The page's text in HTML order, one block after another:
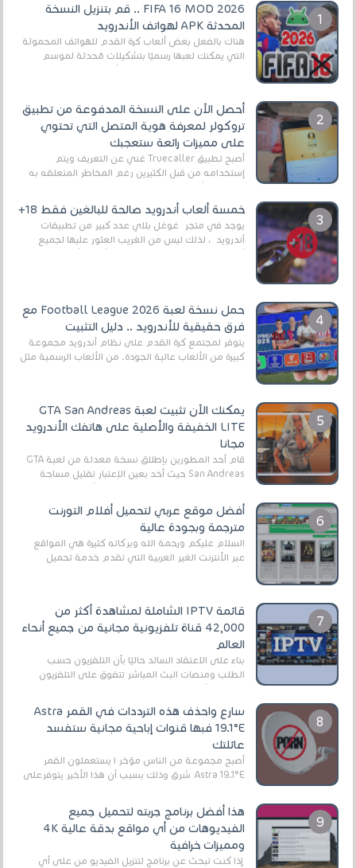
FIFA 16 MOD 2026 .. قم بتنزيل النسخة
المحدثة APK لهواتف الأندرويد
هناك بالفعل بعض ألعاب كرة القدم للهواتف المحمولة
التي يمكنك لعبها رسميًا بتشكيلات مُحدثة لموسم
أحصل الآن على النسخة المدفوعة من تطبيق
تروكولر لمعرفة هوية المتصل التي تحتوي
على مميزات رائعة ستعجبك
أصبح تطبيق Truecaller غني عن التعريف ويتم
إستخدامه من قبل الكثيرين رغم المخاطر المتعلقه به
خمسة ألعاب أندرويد صالحة للبالغين فقط 18+
يوجد في متجر غوغل بلاي عدد كبير من تطبيقات
أندرويد ، لذلك ليس من الغريب العثور عليها لجميع
حمل نسخة لعبة Football League 2026 مع
فرق حقيقية للأندرويد .. دليل التثبيت
يتوفر لمجتمع كرة القدم على نظام أندرويد مجموعة
كبيرة من الألعاب عالية الجودة. من الألعاب الرسمية مثل
يمكنك الآن تثبيت لعبة GTA San Andreas
LITE الخفيفة والأصلية على هاتفك الأندرويد
مجانا
قام أحد المطورين بإطلاق نسخة معدلة من لعبة GTA
San Andreas حيث أخد بعين الإعتبار تقليل مساحة
أفضل موقع عربي لتحميل أفلام التورنت
مترجمة وبجودة عالية
السلام عليكم ورحمة الله وبركاته كثيرة هي المواقع
عبر الأنترنت الغير العربية التي تقدم خدمة تحميل
قائمة IPTV الشاملة لمشاهدة أكثر من
42,000 قناة تلفزيونية مجانية من جميع أنحاء
العالم
بناءً على الاعتقاد السائد حاليًا بأن التلفزيون حسب
الطلب ومنصات البث المباشر تتفوق على التلفزيون
سارع واحذف هذه الترددات في القمر Astra
19.1°E فبها قنوات إباحية مجانية ستفسد
عائلتك
أصبح مجموعة من الناس مؤخر ا يستعملون القمر
Astra 19.1°E شرق وذلك بسبب أن هذا الأخير يتوفرعلى
هذا أفضل برنامج جربته لتحميل جميع
الفيديوهات من أي مواقع بدقة عالية 4K
ومميزات خرافية
إذا كنت تبحث عن برنامج لتنزيل الفيديو من على أي